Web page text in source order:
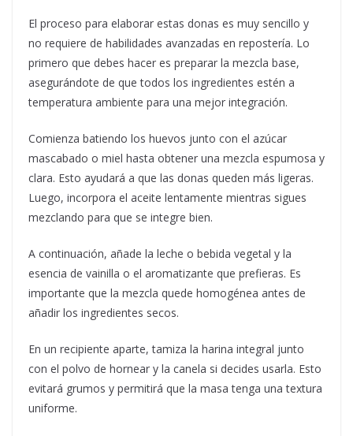
El proceso para elaborar estas donas es muy sencillo y
no requiere de habilidades avanzadas en repostería. Lo
primero que debes hacer es preparar la mezcla base,
asegurándote de que todos los ingredientes estén a
temperatura ambiente para una mejor integración.
Comienza batiendo los huevos junto con el azúcar
mascabado o miel hasta obtener una mezcla espumosa y
clara. Esto ayudará a que las donas queden más ligeras.
Luego, incorpora el aceite lentamente mientras sigues
mezclando para que se integre bien.
A continuación, añade la leche o bebida vegetal y la
esencia de vainilla o el aromatizante que prefieras. Es
importante que la mezcla quede homogénea antes de
añadir los ingredientes secos.
En un recipiente aparte, tamiza la harina integral junto
con el polvo de hornear y la canela si decides usarla. Esto
evitará grumos y permitirá que la masa tenga una textura
uniforme.